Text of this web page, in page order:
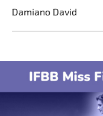
Damiano David